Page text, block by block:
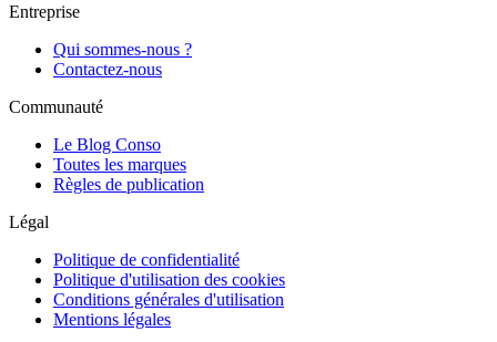
Entreprise
Qui sommes-nous ?
Contactez-nous
Communauté
Le Blog Conso
Toutes les marques
Règles de publication
Légal
Politique de confidentialité
Politique d'utilisation des cookies
Conditions générales d'utilisation
Mentions légales